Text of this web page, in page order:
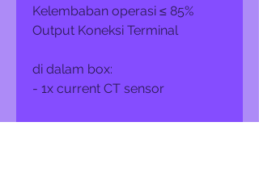
Kelembaban operasi ≤ 85%
Output Koneksi Terminal
di dalam box:
- 1x current CT sensor